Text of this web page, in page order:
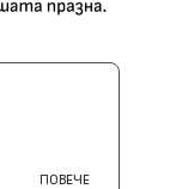
ПОВЕЧЕ